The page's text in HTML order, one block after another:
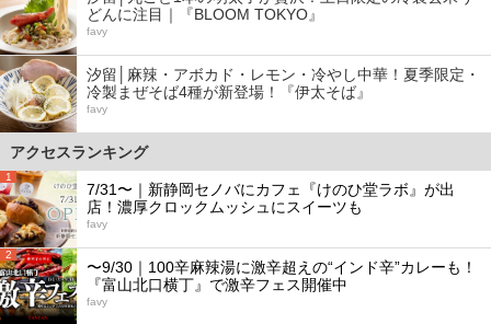
どんに注目｜『BLOOM TOKYO』
favy
汐留│麻辣・アボカド・レモン・冷やし中華！夏季限定・
冷製まぜそば4種が新登場！『伊太そば』
favy
アクセスランキング
1
7/31〜｜新静岡セノバにカフェ『けのひ堂ラボ』が出
店！濃厚クロックムッシュにスイーツも
favy
2
〜9/30｜100辛麻辣湯に激辛超えの“インド辛”カレーも！
『富山北口横丁』で激辛フェス開催中
favy